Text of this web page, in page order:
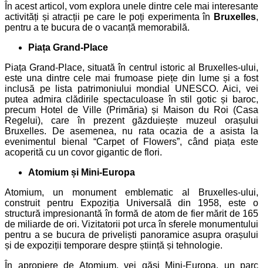
În acest articol, vom explora unele dintre cele mai interesante
activități și atracții pe care le poți experimenta în Bruxelles,
pentru a te bucura de o vacanță memorabilă.
Piața Grand-Place
Piața Grand-Place, situată în centrul istoric al Bruxelles-ului,
este una dintre cele mai frumoase piețe din lume și a fost
inclusă pe lista patrimoniului mondial UNESCO. Aici, vei
putea admira clădirile spectaculoase în stil gotic și baroc,
precum Hotel de Ville (Primăria) și Maison du Roi (Casa
Regelui), care în prezent găzduiește muzeul orașului
Bruxelles. De asemenea, nu rata ocazia de a asista la
evenimentul bienal “Carpet of Flowers”, când piața este
acoperită cu un covor gigantic de flori.
Atomium și Mini-Europa
Atomium, un monument emblematic al Bruxelles-ului,
construit pentru Expoziția Universală din 1958, este o
structură impresionantă în formă de atom de fier mărit de 165
de miliarde de ori. Vizitatorii pot urca în sferele monumentului
pentru a se bucura de priveliști panoramice asupra orașului
și de expoziții temporare despre știință și tehnologie.
În apropiere de Atomium, vei găsi Mini-Europa, un parc